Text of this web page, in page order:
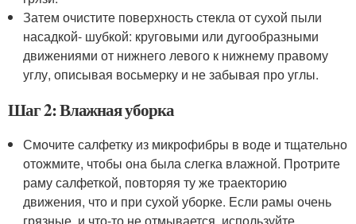
Затем очистите поверхность стекла от сухой пыли
насадкой- шубкой: круговыми или дугообразными
движениями от нижнего левого к нижнему правому
углу, описывая восьмерку и не забывая про углы.
Шаг 2: Влажная уборка
Смочите салфетку из микрофибры в воде и тщательно
отожмите, чтобы она была слегка влажной. Протрите
раму салфеткой, повторяя ту же траекторию
движения, что и при сухой уборке. Если рамы очень